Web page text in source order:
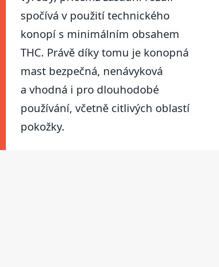
spočívá v použití technického
konopí s minimálním obsahem
THC. Právě díky tomu je konopná
mast bezpečná, nenávyková
a vhodná i pro dlouhodobé
používání, včetně citlivých oblastí
pokožky.